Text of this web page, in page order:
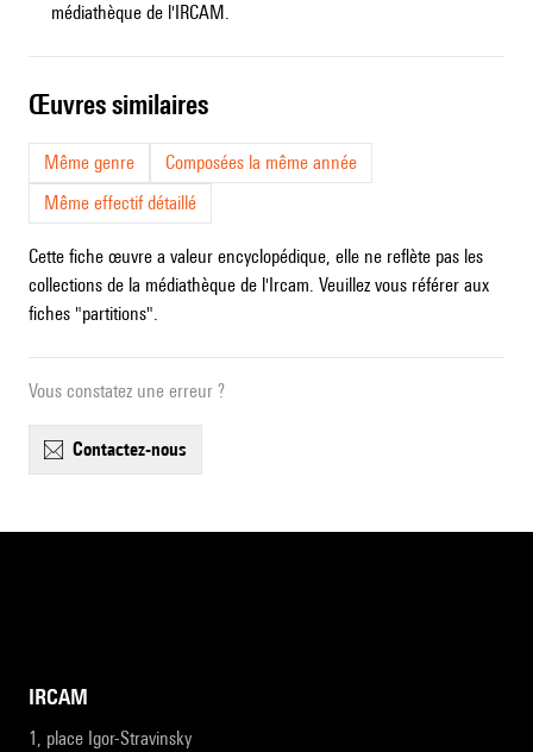
médiathèque de l'IRCAM.
œuvres similaires
Même genre
Composées la même année
Même effectif détaillé
Cette fiche œuvre a valeur encyclopédique, elle ne reflète pas les
collections de la médiathèque de l'Ircam. Veuillez vous référer aux
fiches "partitions".
Vous constatez une erreur ?
contactez-nous
IRCAM
1, place Igor-Stravinsky